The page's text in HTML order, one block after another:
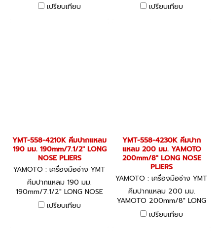
ประกอบด้วย คีมตัด / คีมปาก
จิ้งจก / คีมปากแหลม
เปรียบเทียบ
ประกอบด้วย คีมตัด / คีมปาก
จิ้งจก / คีมปากแหลม
เปรียบเทียบ
YMT-558-4210K คีมปากแหลม
190 มม. 190mm/7.1/2" LONG
NOSE PLIERS
YAMOTO : เครื่องมือช่าง YMT
-558-4210K
คีมปากแหลม 190 มม.
190mm/7.1/2" LONG NOSE
PLIERS
เปรียบเทียบ
YMT-558-4230K คีมปาก
แหลม 200 มม. YAMOTO
200mm/8" LONG NOSE
PLIERS
YAMOTO : เครื่องมือช่าง YMT
-558-4230K
คีมปากแหลม 200 มม.
YAMOTO 200mm/8" LONG
NOSE PLIERS
เปรียบเทียบ